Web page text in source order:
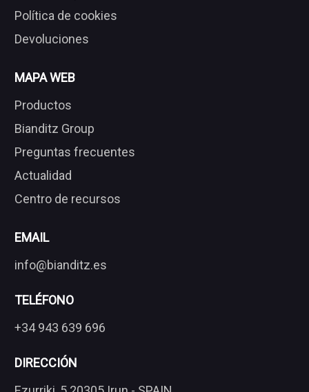
Política de cookies
Devoluciones
MAPA WEB
Productos
Bianditz Group
Preguntas frecuentes
Actualidad
Centro de recursos
EMAIL
info@bianditz.es
TELÉFONO
+34 943 639 696
DIRECCIÓN